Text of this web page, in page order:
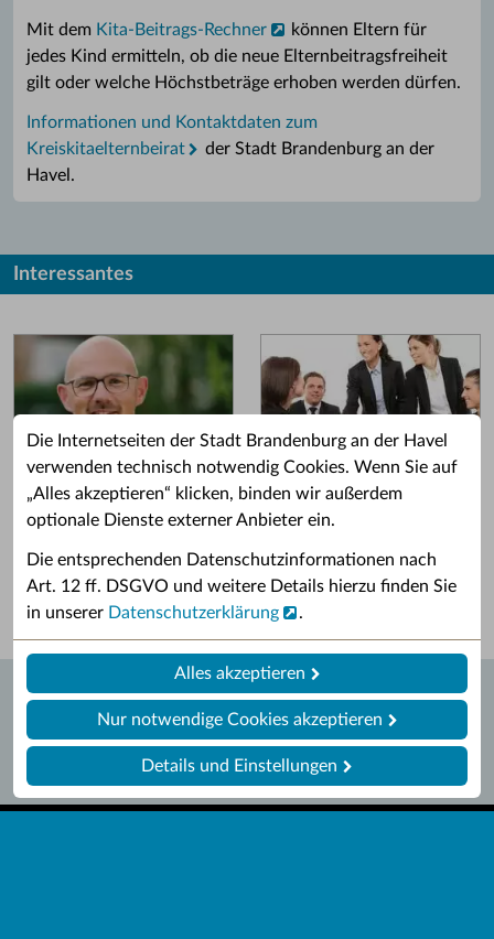
Die Internetseiten der Stadt Brandenburg an der Havel
verwenden technisch notwendig Cookies. Wenn Sie auf
„Alles akzeptieren“ klicken, binden wir außerdem
optionale Dienste externer Anbieter ein.
Die entsprechenden Datenschutzinformationen nach
Art. 12 ff. DSGVO und weitere Details hierzu finden Sie
in unserer Datenschutzerklärung .
Alles akzeptieren
Nur notwendige Cookies akzeptieren
Details und Einstellungen
Mit dem Kita-Beitrags-Rechner
können Eltern für
jedes Kind ermitteln, ob die neue Elternbeitragsfreiheit
gilt oder welche Höchstbeträge erhoben werden dürfen.
Informationen und Kontaktdaten zum
Kreiskitaelternbeirat
der Stadt Brandenburg an der
Havel.
Interessantes
Grußwort des OB